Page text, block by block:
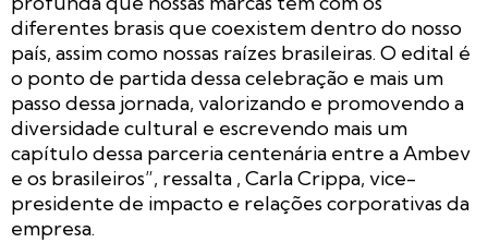
diferentes brasis que coexistem dentro do nosso
país, assim como nossas raízes brasileiras. O edital é
o ponto de partida dessa celebração e mais um
passo dessa jornada, valorizando e promovendo a
diversidade cultural e escrevendo mais um
capítulo dessa parceria centenária entre a Ambev
e os brasileiros”, ressalta , Carla Crippa, vice-
presidente de impacto e relações corporativas da
empresa.